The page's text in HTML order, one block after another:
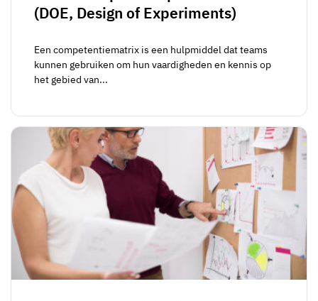
(DOE, Design of Experiments)
Een competentiematrix is een hulpmiddel dat teams
kunnen gebruiken om hun vaardigheden en kennis op
het gebied van...